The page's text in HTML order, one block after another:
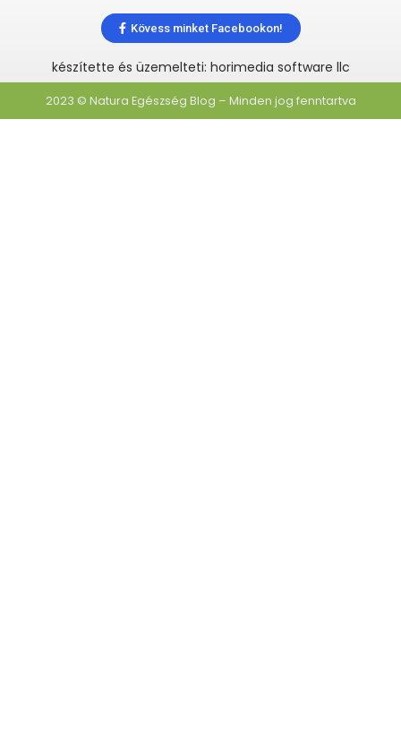
Kövess minket Facebookon!
készítette és üzemelteti: horimedia software llc
2023 © Natura Egészség Blog – Minden jog fenntartva